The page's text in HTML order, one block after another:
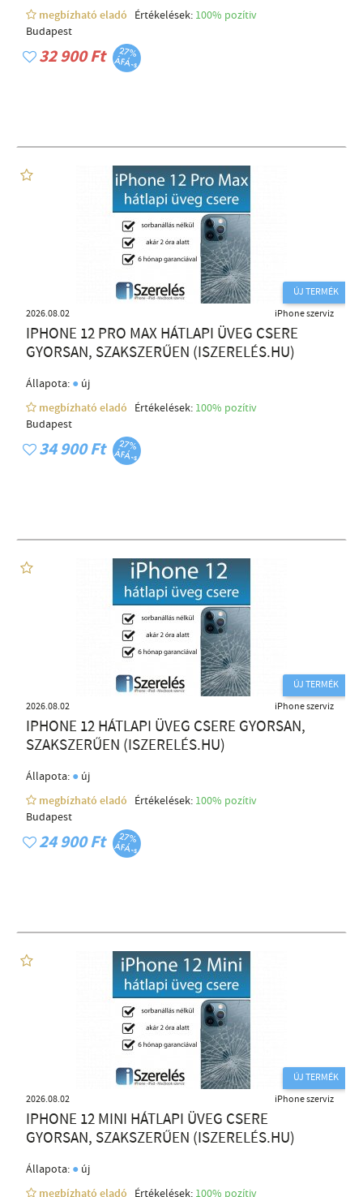
megbízható eladó
Értékelések: 100% pozítiv
Budapest
32 900 Ft
ÚJ TERMÉK
2026.08.02
iPhone szerviz
IPHONE 12 PRO MAX HÁTLAPI ÜVEG CSERE
GYORSAN, SZAKSZERŰEN (ISZERELÉS.HU)
Állapota: ● új
megbízható eladó
Értékelések: 100% pozítiv
Budapest
34 900 Ft
ÚJ TERMÉK
2026.08.02
iPhone szerviz
IPHONE 12 HÁTLAPI ÜVEG CSERE GYORSAN,
SZAKSZERŰEN (ISZERELÉS.HU)
Állapota: ● új
megbízható eladó
Értékelések: 100% pozítiv
Budapest
24 900 Ft
ÚJ TERMÉK
2026.08.02
iPhone szerviz
IPHONE 12 MINI HÁTLAPI ÜVEG CSERE
GYORSAN, SZAKSZERŰEN (ISZERELÉS.HU)
Állapota: ● új
megbízható eladó
Értékelések: 100% pozítiv